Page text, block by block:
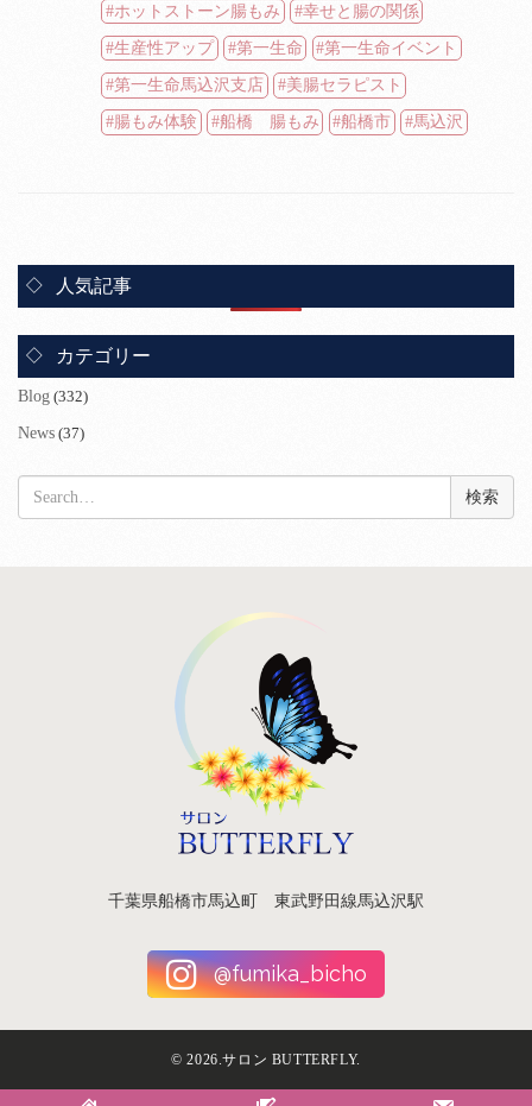
ホットストーン腸もみ
幸せと腸の関係
生産性アップ 第一生命 第一生命イベント
第一生命馬込沢支店 美腸セラピスト
腸もみ体験 船橋 腸もみ 船橋市 馬込沢
人気記事
カテゴリー
Blog (332)
News (37)
索:
千葉県船橋市馬込町 東武野田線馬込沢駅
@fumika_bicho
©2026.サロン BUTTERFLY.